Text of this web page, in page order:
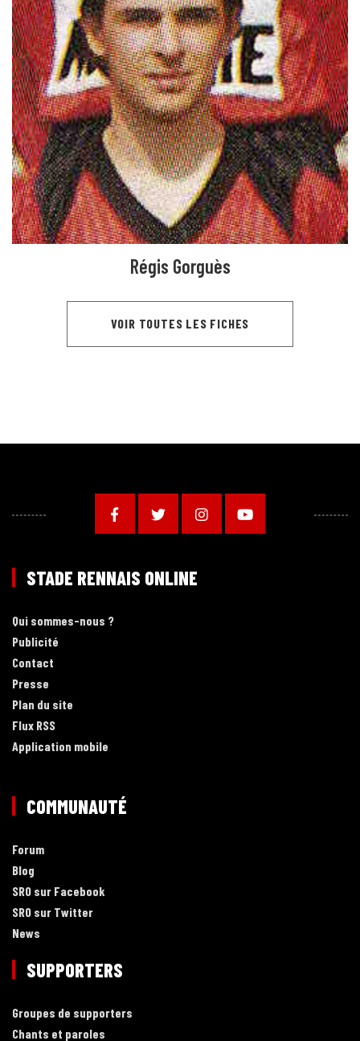
Régis Gorguès
VOIR TOUTES LES FICHES
STADE RENNAIS ONLINE
Qui sommes-nous ?
Publicité
Contact
Presse
Plan du site
Flux RSS
Application mobile
COMMUNAUTÉ
Forum
Blog
SRO sur Facebook
SRO sur Twitter
News
SUPPORTERS
Groupes de supporters
Chants et paroles